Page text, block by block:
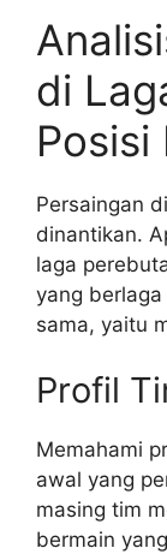
di
Posisi
Persaingan
dinantikan.
laga
yang
sama, yaitu
Profil
Memahami
awal yang
masing tim
bermain